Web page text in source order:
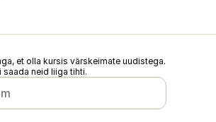
et olla kursis värskeimate uudistega.
saada neid liiga tihti.